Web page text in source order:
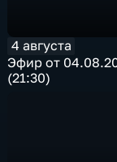
4 августа
Эфир от
(21:30)